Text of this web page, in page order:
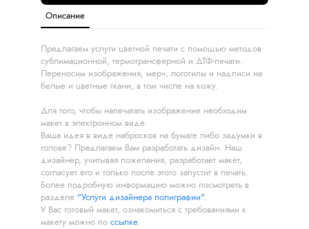
Описание
Предлагаем услуги цветной печати с помощью методов
сублимационной, термотрансферной и ДТФ-печати.
Переносим изображения, мерч, логотипы и надписи на
белые и цветные ткани, в том числе на кожу.
Для того, чтобы напечатать изображение необходим
макет в электронном виде.
Ваша идея в виде набросков на бумаге либо задумки в
голове? Предлагаем Вам разработать дизайн. Наш
дизайнер, учитывая пожелания, разработает макет,
согласует его и только после этого запустит в печать.
Более подробную информацию можно посмотреть в
разделе "Услуги дизайнера полиграфии".
У Вас готовый макет, ознакомиться с требованиями к
макету можно по ссылке.